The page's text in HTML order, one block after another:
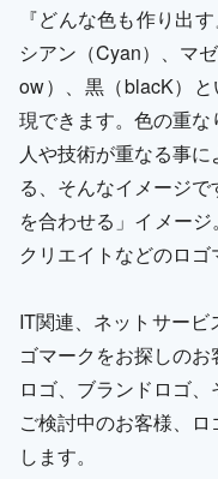
『どんな色も作り出
シアン（Cyan）、マ
ow）、黒（blacK）
現できます。色の重な
人や技術が重なる事
る、そんなイメージ
を合わせる」イメージ
クリエイトなどのロゴ
IT関連、ネットサービ
ゴマークをお探しの
ロゴ、ブランドロゴ
ご検討中のお客様、
します。